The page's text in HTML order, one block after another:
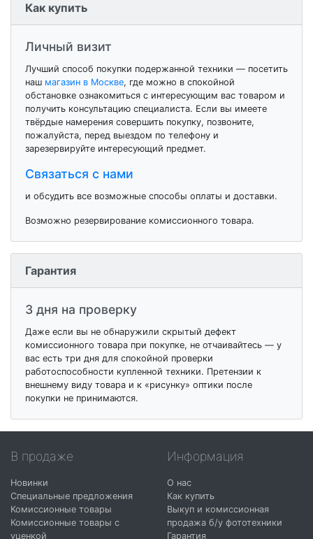
Как купить
Личный визит
Лучший способ покупки подержанной техники — посетить
наш магазин в Москве, где можно в спокойной
обстановке ознакомиться с интересующим вас товаром и
получить консультацию специалиста. Если вы имеете
твёрдые намерения совершить покупку, позвоните,
пожалуйста, перед выездом по телефону и
зарезервируйте интересующий предмет.
Связаться с нами
и обсудить все возможные способы оплаты и доставки.
Возможно резервирование комиссионного товара.
Гарантия
3 дня на проверку
Даже если вы не обнаружили скрытый дефект
комиссионного товара при покупке, не отчаивайтесь — у
вас есть три дня для спокойной проверки
работоспособности купленной техники. Претензии к
внешнему виду товара и к «рисунку» оптики после
покупки не принимаются.
В продаже
Новинки
Специальные предложения
Комиссионные товары
Комиссионные товары с
уценкой
Информация
О нас
Как купить
Выкуп и комиссионная
продажа б/у фототехники
Гарантия